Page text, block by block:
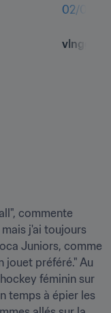
02/09
commente
j'ai toujours
Juniors, comme
jouet préféré." Au
féminin sur
temps à épier les